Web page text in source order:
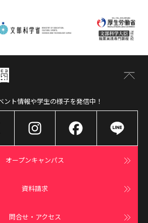
ント情報や学生の様子を発信中！
オープンキャンパス
資料請求
問合せ・アクセス